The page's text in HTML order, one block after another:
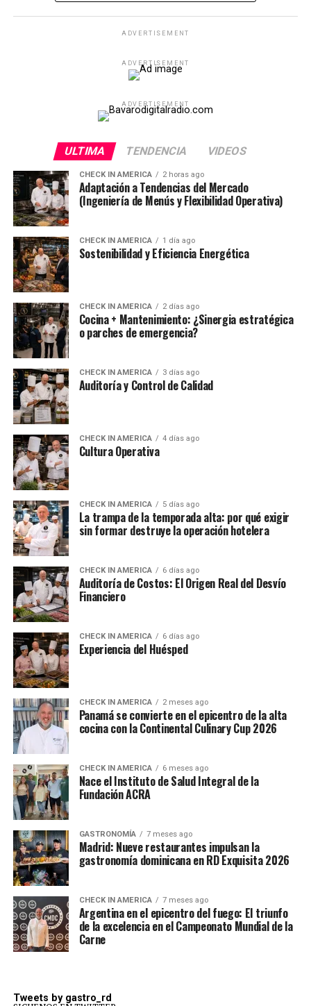
ADVERTISEMENT
ADVERTISEMENT
ADVERTISEMENT
ULTIMA TENDENCIA VIDEOS
CHECK IN AMERICA 2 horas ago
Adaptación a Tendencias del Mercado
(Ingeniería de Menús y Flexibilidad Operativa)
CHECK IN AMERICA 1 día ago
Sostenibilidad y Eficiencia Energética
CHECK IN AMERICA 2 días ago
Cocina + Mantenimiento: ¿Sinergia estratégica
o parches de emergencia?
CHECK IN AMERICA 3 días ago
Auditoría y Control de Calidad
CHECK IN AMERICA 4 días ago
Cultura Operativa
CHECK IN AMERICA 5 días ago
La trampa de la temporada alta: por qué exigir
sin formar destruye la operación hotelera
CHECK IN AMERICA 6 días ago
Auditoría de Costos: El Origen Real del Desvío
Financiero
CHECK IN AMERICA 6 días ago
Experiencia del Huésped
CHECK IN AMERICA 2 meses ago
Panamá se convierte en el epicentro de la alta
cocina con la Continental Culinary Cup 2026
CHECK IN AMERICA 6 meses ago
Nace el Instituto de Salud Integral de la
Fundación ACRA
GASTRONOMÍA 7 meses ago
Madrid: Nueve restaurantes impulsan la
gastronomía dominicana en RD Exquisita 2026
CHECK IN AMERICA 7 meses ago
Argentina en el epicentro del fuego: El triunfo
de la excelencia en el Campeonato Mundial de la
Carne
Tweets by gastro_rd